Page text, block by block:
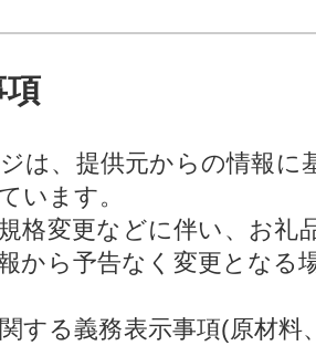
項
は、提供元からの情報に
います。
格変更などに伴い、お礼
から予告なく変更となる
する義務表示事項(原材料